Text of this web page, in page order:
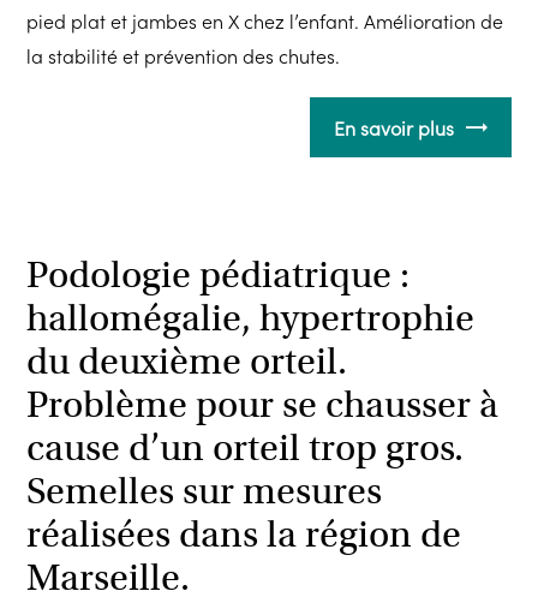
pied plat et jambes en X chez l’enfant. Amélioration de
la stabilité et prévention des chutes.
En savoir plus
Podologie pédiatrique :
hallomégalie, hypertrophie
du deuxième orteil.
Problème pour se chausser à
cause d’un orteil trop gros.
Semelles sur mesures
réalisées dans la région de
Marseille.